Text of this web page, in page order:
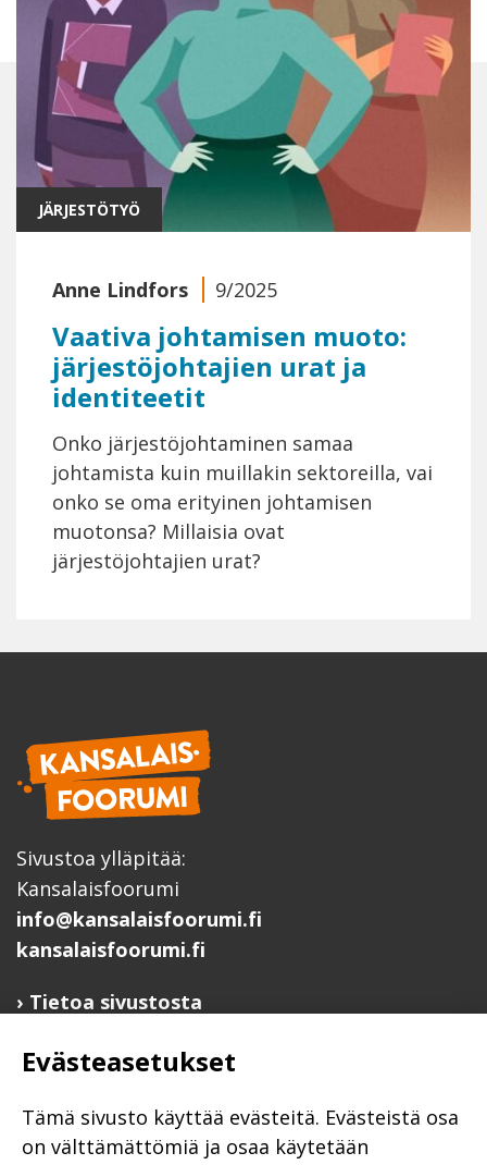
JÄRJESTÖTYÖ
Anne Lindfors 9/2025
Vaativa johtamisen muoto:
järjestöjohtajien urat ja
identiteetit
Onko järjestöjohtaminen samaa
johtamista kuin muillakin sektoreilla, vai
onko se oma erityinen johtamisen
muotonsa? Millaisia ovat
järjestöjohtajien urat?
Sivustoa ylläpitää:
Kansalaisfoorumi
info@kansalaisfoorumi.fi
kansalaisfoorumi.fi
Tietoa sivustosta
Ilmoita järjestösi järjestöhakemistoon
Järjestötietäjä-testi
Anna palautetta
Evästeasetukset
Tämä sivusto käyttää evästeitä. Evästeistä osa
on välttämättömiä ja osaa käytetään